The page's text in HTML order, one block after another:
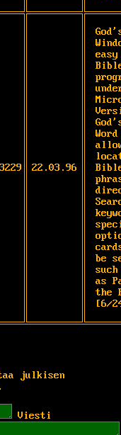
22.03.96
be
such
as
the
[6/
julkisen
Viesti